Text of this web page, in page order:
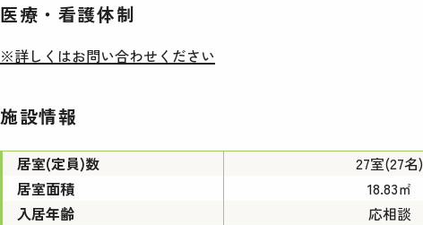
医療・看護体制
※詳しくはお問い合わせください
施設情報
居室(定員)数
27室(27名)
居室面積
18.83㎡
入居年齢
応相談